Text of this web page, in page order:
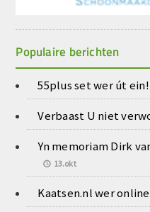
Populaire berichten
55plus set wer út ein!
Verbaast U niet
Yn memoriam Dirk
13.okt
Kaatsen.nl wer